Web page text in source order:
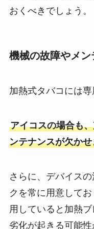
おくべきでしょう。
機械の故障やメ
加熱式タバコには専
アイコスの場合も
ンテナンスが欠か
さらに、デバイス
クを常に用意して
用していると加熱
劣化が起きる可能性